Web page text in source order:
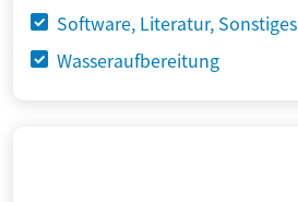
Software, Literatur, Sonstiges
Wasseraufbereitung